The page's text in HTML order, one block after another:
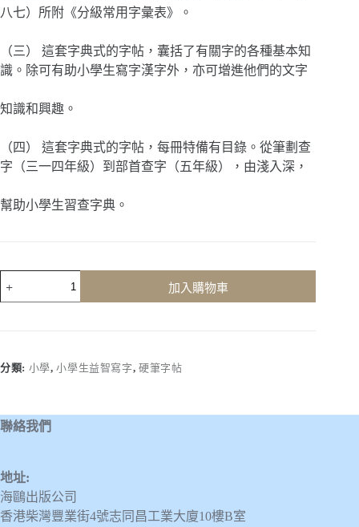
八七）所附《分級常用字彙表》。
（三） 這套字典式的字帖，囊括了有關字的各種基本知
識。除可有助小學生寫字漢字外，亦可增進他們的文字
知識和興趣。
（四） 這套字典式的字帖，每冊特備有目錄。從筆劃查
字（三一四年級）到部首查字（五年級），由淺入深，
幫助小學生習查字典。
寫
年
級，
期)
數
量
加入購物車
分類: 小學,小學生益智寫字,硬筆字帖
聯絡我們
地址:
海鷗出版公司
香港柴灣豐業街4號志同昌工業大廈10樓B室